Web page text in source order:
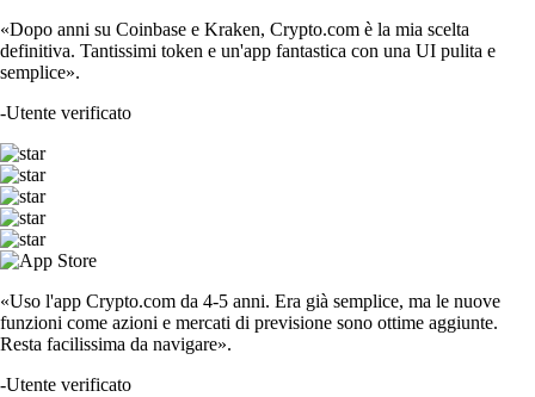
«Dopo anni su Coinbase e Kraken, Crypto.com è la mia scelta
definitiva. Tantissimi token e un'app fantastica con una UI pulita e
semplice».
-Utente verificato
«Uso l'app Crypto.com da 4-5 anni. Era già semplice, ma le nuove
funzioni come azioni e mercati di previsione sono ottime aggiunte.
Resta facilissima da navigare».
-Utente verificato